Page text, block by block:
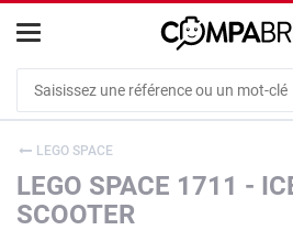
LEGO SPACE
LEGO SPACE 1711 -
SCOOTER
Cookies management panel